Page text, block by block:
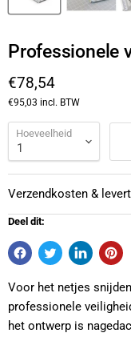
Professionele
Huidige prijs
€78,54
€95,03 incl. BTW
Hoeveelheid
Verzendkosten &
Deel dit:
Voor het netjes
professionele
het ontwerp is